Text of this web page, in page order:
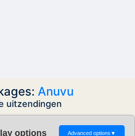
Anuvu
uitzendingen
options Advanced options ▼